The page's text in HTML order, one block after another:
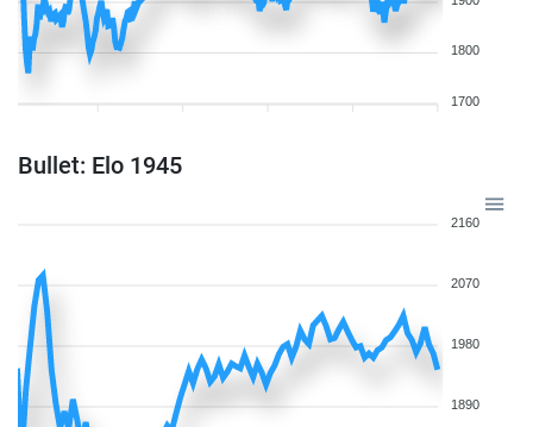
1800
1700
Bullet: Elo 1945
2160
2070
1980
1890